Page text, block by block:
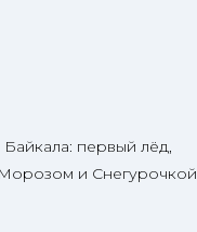
первый лёд,
и Снегурочкой